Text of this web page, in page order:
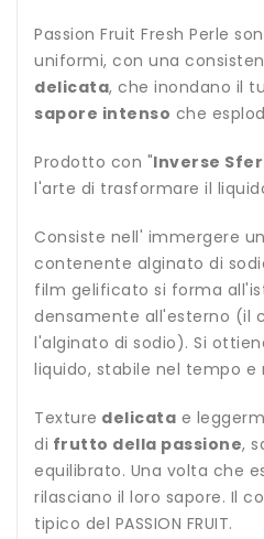
Passion Fruit Fresh Perle
uniformi, con una
delicata, che inondano il
sapore intenso che
Prodotto con "Inverse
l'arte di trasformare il
Consiste nell' immergere
contenente alginato di
film gelificato si forma
densamente all'esterno (il
l'alginato di sodio). Si
liquido, stabile nel tempo
Texture delicata e
di frutto della passione,
equilibrato. Una volta che
rilasciano il loro sapore. Il
tipico del PASSION FRUIT.